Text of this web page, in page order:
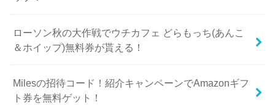
ローソン秋の大作戦でウチカフェ どらもっち(あんこ
＆ホイップ)無料券が貰える！
Milesの招待コード！紹介キャンペーンでAmazonギフ
ト券を無料ゲット！